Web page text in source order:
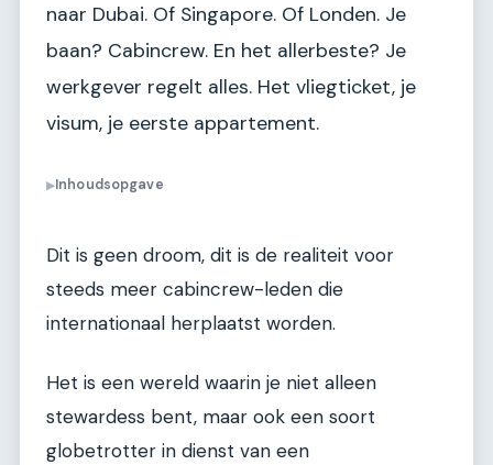
naar Dubai. Of Singapore. Of Londen. Je
baan? Cabincrew. En het allerbeste? Je
werkgever regelt alles. Het vliegticket, je
visum, je eerste appartement.
▶Inhoudsopgave
Dit is geen droom, dit is de realiteit voor
steeds meer cabincrew-leden die
internationaal herplaatst worden.
Het is een wereld waarin je niet alleen
stewardess bent, maar ook een soort
globetrotter in dienst van een